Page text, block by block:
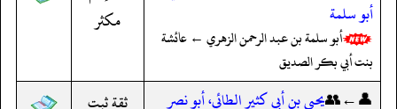
أبو سلمة
أبو سلمة بن عبد الرحمن الزهري ← عائشة
بنت أبي بكر الصديق
مكثر
👤←👥يحيى بن أبي كثير الطائي، أبو نصر
ثقة ثبت